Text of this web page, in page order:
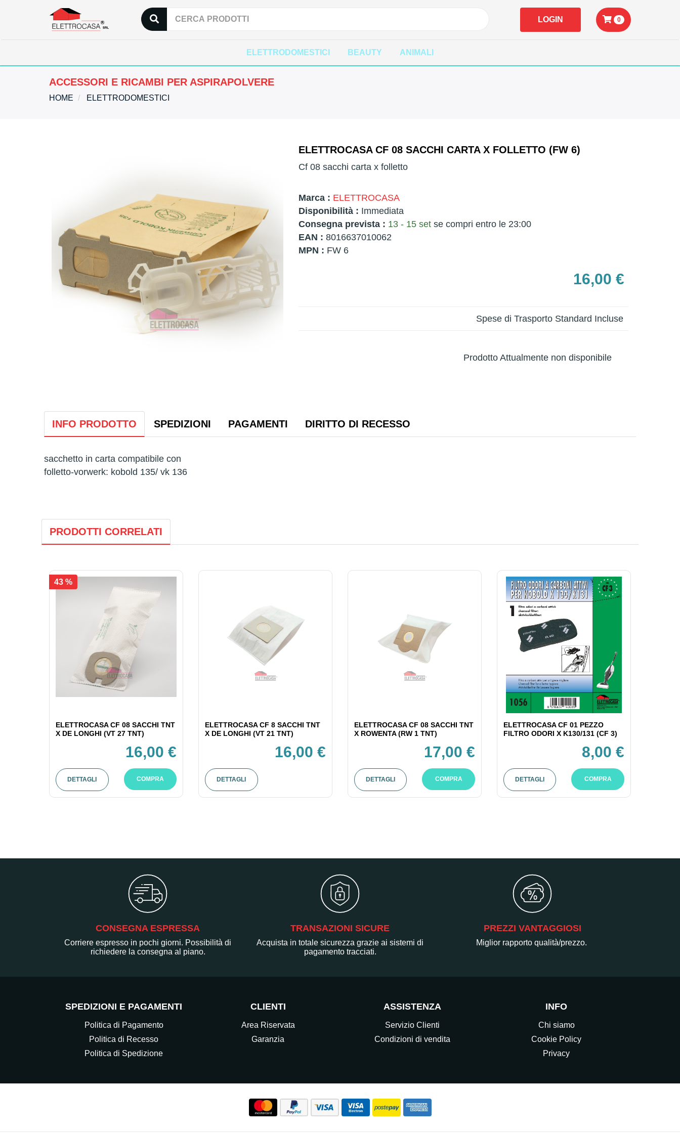
LOGIN 0
ELETTRODOMESTICI BEAUTY ANIMALI
ACCESSORI E RICAMBI PER ASPIRAPOLVERE
HOME ELETTRODOMESTICI
ELETTROCASA CF 08 SACCHI CARTA X FOLLETTO (FW 6)
Cf 08 sacchi carta x folletto
Marca : ELETTROCASA
Disponibilità : Immediata
Consegna prevista : 13 - 15 setse compri entro le 23:00
EAN : 8016637010062
MPN : FW 6
16,00 €
Spese di Trasporto Standard Incluse
Prodotto Attualmente non disponibile
INFO PRODOTTO SPEDIZIONI PAGAMENTI DIRITTO DI RECESSO
sacchetto in carta compatibile con
folletto-vorwerk: kobold 135/ vk 136
PRODOTTI CORRELATI
43 %
ELETTROCASA CF 08 SACCHI TNT
X DE LONGHI (VT 27 TNT)
16,00 €
DETTAGLI COMPRA
ELETTROCASA CF 8 SACCHI TNT
X DE LONGHI (VT 21 TNT)
16,00 €
DETTAGLI
ELETTROCASA CF 08 SACCHI TNT
X ROWENTA (RW 1 TNT)
17,00 €
DETTAGLI COMPRA
ELETTROCASA CF 01 PEZZO
FILTRO ODORI X K130/131 (CF 3)
8,00 €
DETTAGLI COMPRA
CONSEGNA ESPRESSA
Corriere espresso in pochi giorni. Possibilità di
richiedere la consegna al piano.
TRANSAZIONI SICURE
Acquista in totale sicurezza grazie ai sistemi di
pagamento tracciati.
PREZZI VANTAGGIOSI
Miglior rapporto qualità/prezzo.
SPEDIZIONI E PAGAMENTI
Politica di Pagamento
Politica di Recesso
Politica di Spedizione
CLIENTI
Area Riservata
Garanzia
ASSISTENZA
Servizio Clienti
Condizioni di vendita
INFO
Chi siamo
Cookie Policy
Privacy